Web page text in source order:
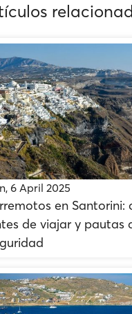
6 April 2025
en Santorini:
de viajar y pautas